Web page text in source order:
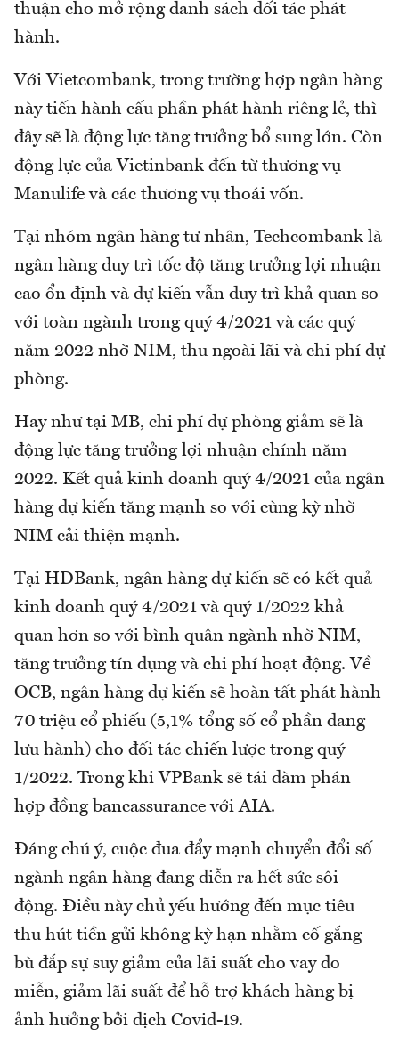
thuận cho mở rộng danh sách đối tác phát
hành.
Với Vietcombank, trong trường hợp ngân hàng
này tiến hành cấu phần phát hành riêng lẻ, thì
đây sẽ là động lực tăng trưởng bổ sung lớn. Còn
động lực của Vietinbank đến từ thương vụ
Manulife và các thương vụ thoái vốn.
Tại nhóm ngân hàng tư nhân, Techcombank là
ngân hàng duy trì tốc độ tăng trưởng lợi nhuận
cao ổn định và dự kiến vẫn duy trì khả quan so
với toàn ngành trong quý 4/2021 và các quý
năm 2022 nhờ NIM, thu ngoài lãi và chi phí dự
phòng.
Hay như tại MB, chi phí dự phòng giảm sẽ là
động lực tăng trưởng lợi nhuận chính năm
2022. Kết quả kinh doanh quý 4/2021 của ngân
hàng dự kiến tăng mạnh so với cùng kỳ nhờ
NIM cải thiện mạnh.
Tại HDBank, ngân hàng dự kiến sẽ có kết quả
kinh doanh quý 4/2021 và quý 1/2022 khả
quan hơn so với bình quân ngành nhờ NIM,
tăng trưởng tín dụng và chi phí hoạt động. Về
OCB, ngân hàng dự kiến sẽ hoàn tất phát hành
70 triệu cổ phiếu (5,1% tổng số cổ phần đang
lưu hành) cho đối tác chiến lược trong quý
1/2022. Trong khi VPBank sẽ tái đàm phán
hợp đồng bancassurance với AIA.
Đáng chú ý, cuộc đua đẩy mạnh chuyển đổi số
ngành ngân hàng đang diễn ra hết sức sôi
động. Điều này chủ yếu hướng đến mục tiêu
thu hút tiền gửi không kỳ hạn nhằm cố gắng
bù đắp sự suy giảm của lãi suất cho vay do
miễn, giảm lãi suất để hỗ trợ khách hàng bị
ảnh hưởng bởi dịch Covid-19.